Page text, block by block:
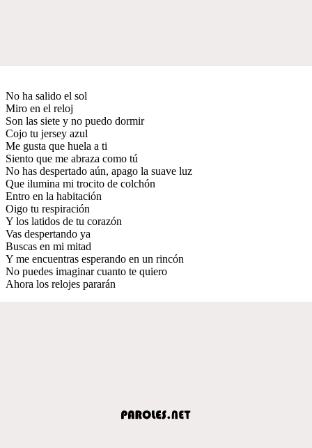
No ha salido el sol
Miro en el reloj
Son las siete y no puedo dormir
Cojo tu jersey azul
Me gusta que huela a ti
Siento que me abraza como tú
No has despertado aún, apago la suave luz
Que ilumina mi trocito de colchón
Entro en la habitación
Oigo tu respiración
Y los latidos de tu corazón
Vas despertando ya
Buscas en mi mitad
Y me encuentras esperando en un rincón
No puedes imaginar cuanto te quiero
Ahora los relojes pararán